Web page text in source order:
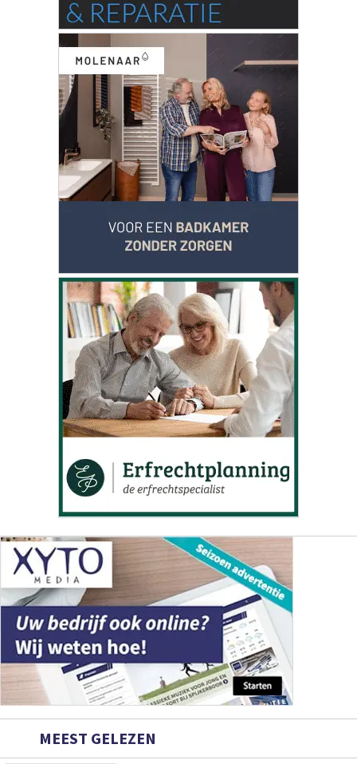
MEEST GELEZEN